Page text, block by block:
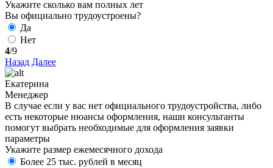
Укажите сколько вам полных лет
Вы официально трудоустроены?
Да
Нет
4/9
Назад Далее
Екатерина
Менеджер
В случае если у вас нет официального трудоустройства, либо
есть некоторые нюансы оформления, наши консультанты
помогут выбрать необходимые для оформления заявки
параметры
Укажите размер ежемесячного дохода
Более 25 тыс. рублей в месяц